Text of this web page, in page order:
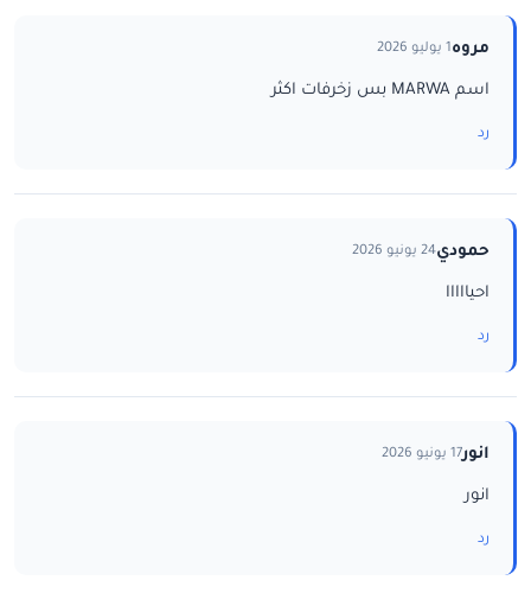
مروه1 يوليو 2026
اسم MARWA بس زخرفات اكثر
رد
حمودي24 يونيو 2026
احيااااا
رد
انور17 يونيو 2026
انور
رد